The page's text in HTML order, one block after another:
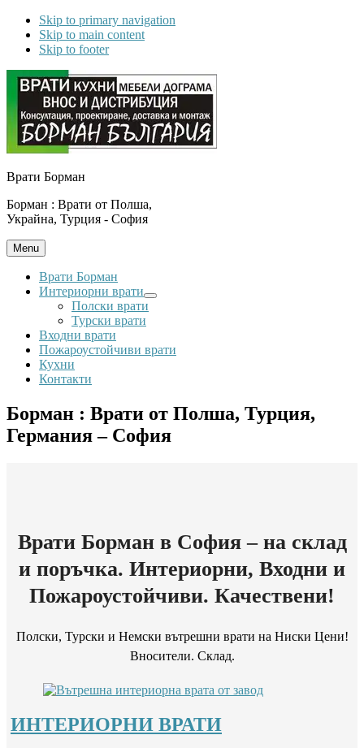
Skip to primary navigation
Skip to main content
Skip to footer
Врати Борман
Борман : Врати от Полша,
Украйна, Турция - София
Menu
Врати Борман
Интериорни врати
Submenu
Полски врати
Турски врати
Входни врати
Пожароустойчиви врати
Кухни
Контакти
Борман : Врати от Полша, Турция,
Германия – София
Врати Борман в София – на склад
и поръчка. Интериорни, Входни и
Пожароустойчиви. Качествени!
Полски, Турски и Немски вътрешни врати на Ниски Цени!
Вносители. Склад.
ИНТЕРИОРНИ ВРАТИ